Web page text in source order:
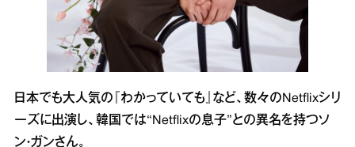
日本でも大人気の『わかっていても』など、数々のNetflixシリ
ーズに出演し、韓国では“Netflixの息子”との異名を持つソ
ン・ガンさん。